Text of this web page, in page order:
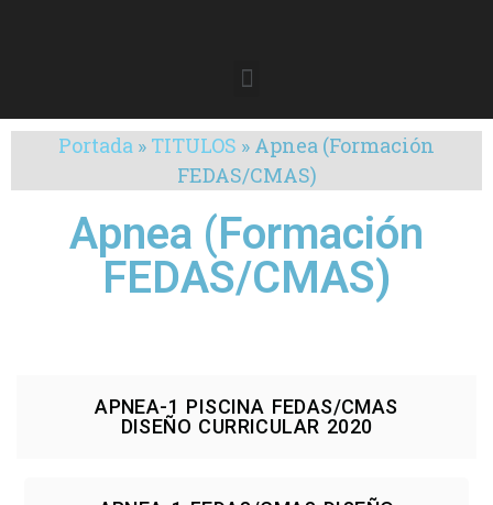
Portada » TITULOS » Apnea (Formación
FEDAS/CMAS)
Apnea (Formación
FEDAS/CMAS)
APNEA-1 PISCINA FEDAS/CMAS
DISEÑO CURRICULAR 2020